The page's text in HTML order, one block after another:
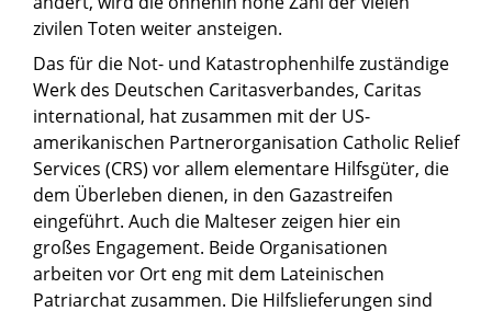
zivilen Toten weiter ansteigen.
Das für die Not- und Katastrophenhilfe zuständige
Werk des Deutschen Caritasverbandes, Caritas
international, hat zusammen mit der US-
amerikanischen Partnerorganisation Catholic Relief
Services (CRS) vor allem elementare Hilfsgüter, die
dem Überleben dienen, in den Gazastreifen
eingeführt. Auch die Malteser zeigen hier ein
großes Engagement. Beide Organisationen
arbeiten vor Ort eng mit dem Lateinischen
Patriarchat zusammen. Die Hilfslieferungen sind